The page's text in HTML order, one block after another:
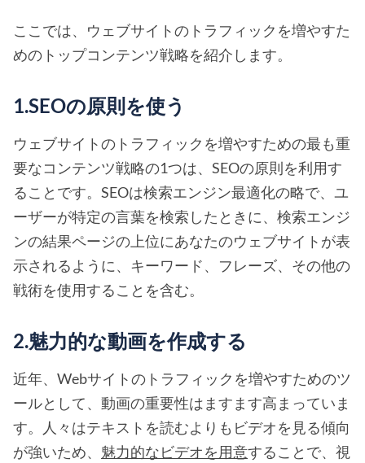
ここでは、ウェブサイトのトラフィックを増やすた
めのトップコンテンツ戦略を紹介します。
1.SEOの原則を使う
ウェブサイトのトラフィックを増やすための最も重
要なコンテンツ戦略の1つは、SEOの原則を利用す
ることです。SEOは検索エンジン最適化の略で、ユ
ーザーが特定の言葉を検索したときに、検索エンジ
ンの結果ページの上位にあなたのウェブサイトが表
示されるように、キーワード、フレーズ、その他の
戦術を使用することを含む。
2.魅力的な動画を作成する
近年、Webサイトのトラフィックを増やすためのツ
ールとして、動画の重要性はますます高まっていま
す。人々はテキストを読むよりもビデオを見る傾向
が強いため、 魅力的なビデオを用意することで、視